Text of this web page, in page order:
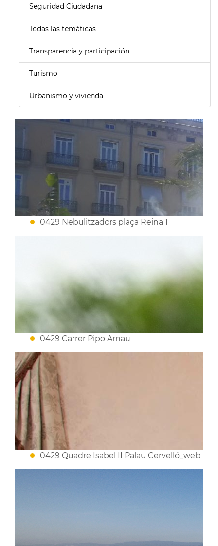
Seguridad Ciudadana
Todas las temáticas
Transparencia y participación
Turismo
Urbanismo y vivienda
0429 Nebulitzadors plaça Reina 1
0429 Carrer Pipo Arnau
0429 Quadre Isabel II Palau Cervelló_web